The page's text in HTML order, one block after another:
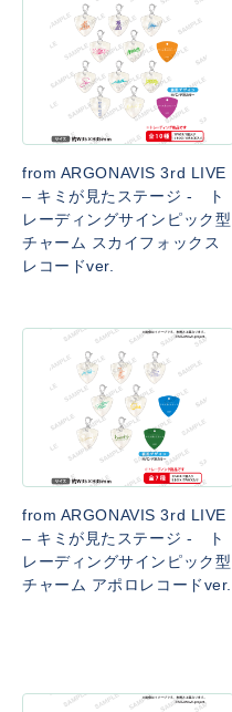
from ARGONAVIS 3rd LIVE
– キミが見たステージ - ト
レーディングサインピック型
チャーム スカイフォックス
レコードver.
from ARGONAVIS 3rd LIVE
– キミが見たステージ - ト
レーディングサインピック型
チャーム アポロレコードver.